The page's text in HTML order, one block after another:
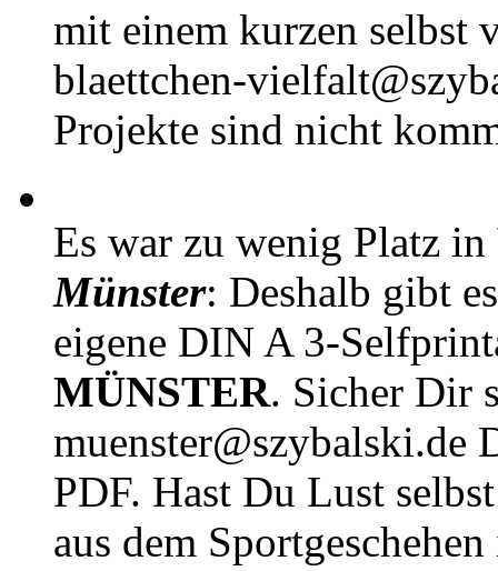
mit einem kurzen selbst
blaettchen-
Projekte sind nicht
Es war zu wenig Platz in
Münster: Deshalb gibt
eigene DIN A 3-
MÜNSTER. Sicher Dir
muenster@szybalski.de
PDF. Hast Du Lust
aus dem